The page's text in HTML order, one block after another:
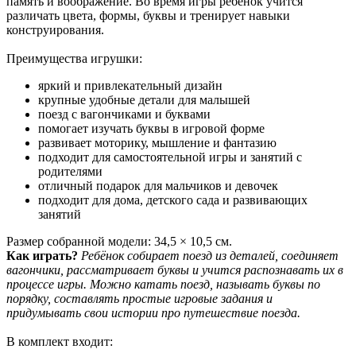
различать цвета, формы, буквы и тренирует навыки
конструирования.
Преимущества игрушки:
яркий и привлекательный дизайн
крупные удобные детали для малышей
поезд с вагончиками и буквами
помогает изучать буквы в игровой форме
развивает моторику, мышление и фантазию
подходит для самостоятельной игры и занятий с
родителями
отличный подарок для мальчиков и девочек
подходит для дома, детского сада и развивающих
занятий
Размер собранной модели: 34,5 × 10,5 см.
Как играть? Ребёнок собирает поезд из деталей, соединяет
вагончики, рассматривает буквы и учится распознавать их в
процессе игры. Можно катать поезд, называть буквы по
порядку, составлять простые игровые задания и
придумывать свои истории про путешествие поезда.
В комплект входит: